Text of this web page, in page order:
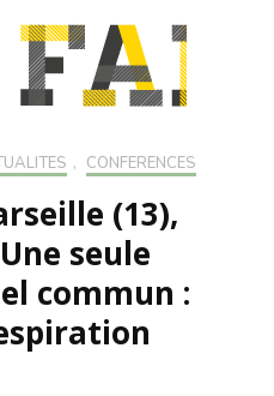
, CONFÉRENCES
(13),
seule
commun :